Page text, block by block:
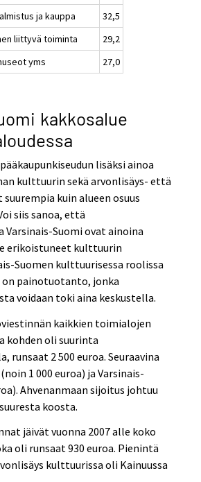
ja kauppa
32,5
liittyvä toiminta
29,2
yms
27,0
kakkosalue
lisäksi ainoa
kulttuurin sekä arvonlisäys- että
kuin alueen osuus
siis sanoa, että
Varsinais-Suomi ovat ainoina
erikoistuneet kulttuurin
Suomen kulttuurisessa roolissa
painotuotanto, jonka
voidaan toki aina keskustella.
kaikkien toimialojen
kohden oli suurinta
runsaat 2 500 euroa. Seuraavina
1 000 euroa) ja Varsinais-
Ahvenanmaan sijoitus johtuu
koosta.
jäivät vuonna 2007 alle koko
oli runsaat 930 euroa. Pienintä
kulttuurissa oli Kainuussa